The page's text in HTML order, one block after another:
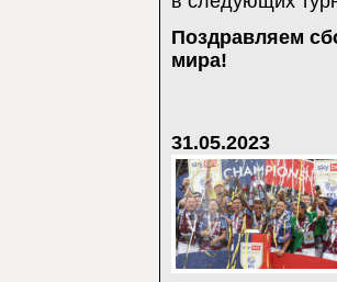
Поздравляем
мира!
31.05.2023